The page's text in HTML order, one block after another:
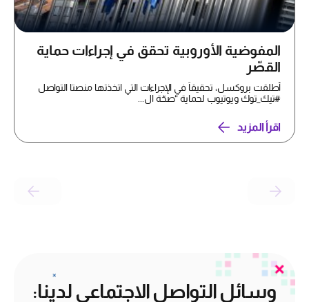
المفوضية الأوروبية تحقق في إجراءات حماية
القصّر
أطلقت بروكسل، تحقيقاً في الإجراءات التي اتخذتها منصتا التواصل
#تيك_توك ويوتيوب لحماية “صحّة ال...
اقرأ المزيد
وسائل التواصل الاجتماعي لدينا: